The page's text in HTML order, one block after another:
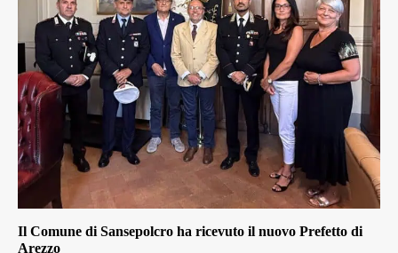
Il Comune di Sansepolcro ha ricevuto il nuovo Prefetto di
Arezzo